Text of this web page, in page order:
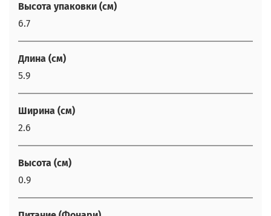
Высота упаковки (см)
6.7
Длина (см)
5.9
Ширина (см)
2.6
Высота (см)
0.9